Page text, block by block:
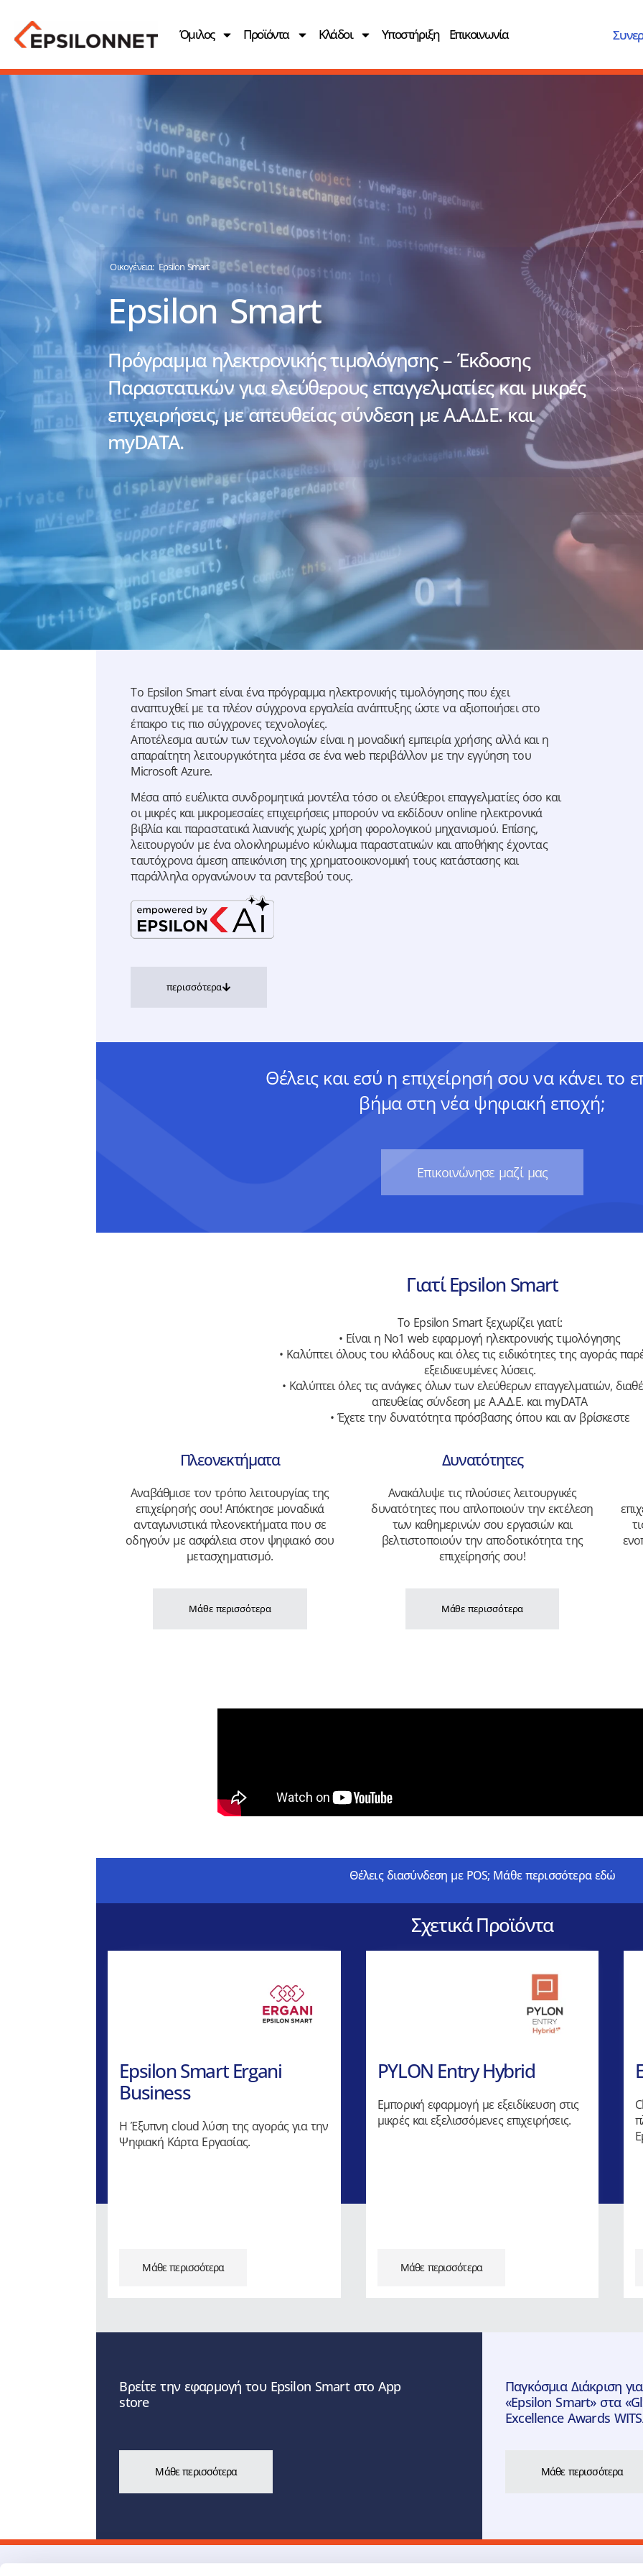
Όμιλος Προϊόντα Κλάδοι Υποστήριξη Επικοινωνία
Οικογένεια: Epsilon Smart
Epsilon Smart
Πρόγραμμα ηλεκτρονικής τιμολόγησης – Έκδοσης
Παραστατικών για ελεύθερους επαγγελματίες και μικρές
επιχειρήσεις, με απευθείας σύνδεση με Α.Α.Δ.Ε. και
myDATA.
Το Epsilon Smart είναι ένα πρόγραμμα ηλεκτρονικής τιμολόγησης που έχει
αναπτυχθεί με τα πλέον σύγχρονα εργαλεία ανάπτυξης ώστε να αξιοποιήσει στο
έπακρο τις πιο σύγχρονες τεχνολογίες.
Αποτέλεσμα αυτών των τεχνολογιών είναι η μοναδική εμπειρία χρήσης αλλά και η
απαραίτητη λειτουργικότητα μέσα σε ένα web περιβάλλον με την εγγύηση του
Microsoft Azure.
Μέσα από ευέλικτα συνδρομητικά μοντέλα τόσο οι ελεύθεροι επαγγελματίες όσο και
οι μικρές και μικρομεσαίες επιχειρήσεις μπορούν να εκδίδουν online ηλεκτρονικά
βιβλία και παραστατικά λιανικής χωρίς χρήση φορολογικού μηχανισμού. Επίσης,
λειτουργούν με ένα ολοκληρωμένο κύκλωμα παραστατικών και αποθήκης έχοντας
ταυτόχρονα άμεση απεικόνιση της χρηματοοικονομική τους κατάστασης και
παράλληλα οργανώνουν τα ραντεβού τους.
περισσότερα
Θέλεις και εσύ η επιχείρησή σου να κάνει το
βήμα στη νέα ψηφιακή εποχή;
Eπικοινώνησε μαζί μας
Γιατί Epsilon Smart
Το Epsilon Smart ξεχωρίζει γιατί:
• Είναι η Νο1 web εφαρμογή ηλεκτρονικής τιμολόγησης
• Καλύπτει όλους του κλάδους και όλες τις ειδικότητες της αγοράς
εξειδικευμένες λύσεις.
• Καλύπτει όλες τις ανάγκες όλων των ελεύθερων επαγγελματιών,
απευθείας σύνδεση με Α.Α.Δ.Ε. και myDATA
• Έχετε την δυνατότητα πρόσβασης όπου και αν βρίσκεστε
Πλεονεκτήματα
Αναβάθμισε τον τρόπο λειτουργίας της
επιχείρησής σου! Απόκτησε μοναδικά
ανταγωνιστικά πλεονεκτήματα που σε
οδηγούν με ασφάλεια στον ψηφιακό σου
μετασχηματισμό.
Μάθε περισσότερα
Δυνατότητες
Ανακάλυψε τις πλούσιες λειτουργικές
δυνατότητες που απλοποιούν την εκτέλεση
των καθημερινών σου εργασιών και
βελτιστοποιούν την αποδοτικότητα της
επιχείρησής σου!
Μάθε περισσότερα
Θέλεις διασύνδεση με POS; Μάθε περισσότερα εδώ
Σχετικά Προϊόντα
Epsilon Smart Ergani
Business
Η Έξυπνη cloud λύση της αγοράς για την
Ψηφιακή Κάρτα Εργασίας.
Μάθε περισσότερα
PYLON Entry Hybrid
Εμπορική εφαρμογή με εξειδίκευση στις
μικρές και εξελισσόμενες επιχειρήσεις.
Μάθε περισσότερα
Βρείτε την εφαρμογή του Epsilon Smart στο App
store
Μάθε περισσότερα
Παγκόσμια Διάκριση
«Epsilon Smart» στα
Excellence Awards
Μάθε περισσότερα